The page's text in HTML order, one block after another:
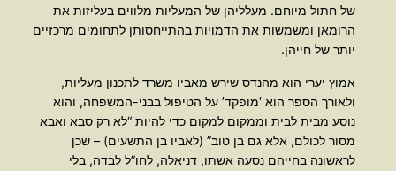
של חתול מיוחם. מעלליהן של המעליות מלווים בעליזות את
הרומאן ומשמשות את הדמויות בהתייחסותן לתחומים מרכזיים
יותר של חייהן.
אמוץ יערי הוא מהנדס שירש מאביו משרד לתכנון מעליות,
ולאורך הספר הוא ‘מופקד’ על הטיפול בבני-המשפחה, והוא
נוסע מבית לבית וממקום למקום כדי להיות “לא רק סבא ואבא
מסור לכולם, אלא גם בן טוב” (לאביו בן התשעים) – שכן
לראשונה בחייהם נסעה אשתו, דניאלה, לחו”ל לבדה, בלי